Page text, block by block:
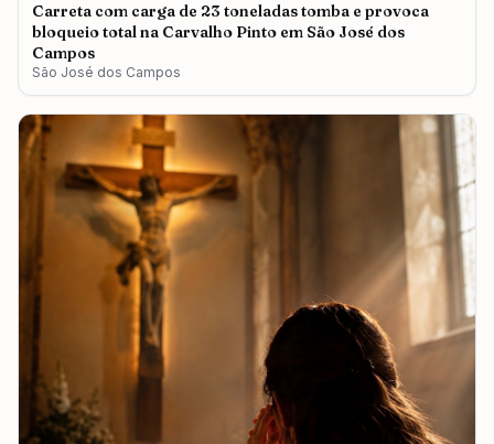
Carreta com carga de 23 toneladas tomba e provoca
bloqueio total na Carvalho Pinto em São José dos
Campos
São José dos Campos